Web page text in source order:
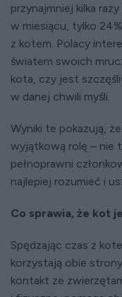
przynajmniej kilka
w miesiącu, tylko
z kotem. Polacy
światem swoich
kota, czy jest
w danej chwili myśli.
Wyniki te pokazują,
wyjątkową rolę – nie
pełnoprawni
najlepiej rozumieć i
Co sprawia, że kot
Spędzając czas z
korzystają obie
kontakt ze